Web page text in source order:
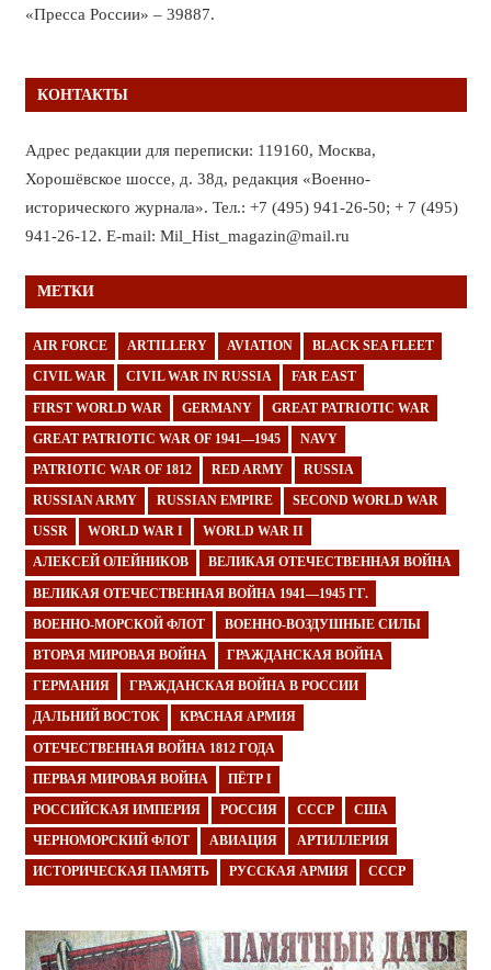
«Пресса России» – 39887.
КОНТАКТЫ
Адрес редакции для переписки: 119160, Москва,
Хорошёвское шоссе, д. 38д, редакция «Военно-
исторического журнала». Тел.: +7 (495) 941-26-50; + 7 (495)
941-26-12. E-mail: Mil_Hist_magazin@mail.ru
МЕТКИ
AIR FORCE ARTILLERY AVIATION BLACK SEA FLEET
CIVIL WAR CIVIL WAR IN RUSSIA FAR EAST
FIRST WORLD WAR GERMANY GREAT PATRIOTIC WAR
GREAT PATRIOTIC WAR OF 1941—1945 NAVY
PATRIOTIC WAR OF 1812 RED ARMY RUSSIA
RUSSIAN ARMY RUSSIAN EMPIRE SECOND WORLD WAR
USSR WORLD WAR I WORLD WAR II
АЛЕКСЕЙ ОЛЕЙНИКОВ ВЕЛИКАЯ ОТЕЧЕСТВЕННАЯ ВОЙНА
ВЕЛИКАЯ ОТЕЧЕСТВЕННАЯ ВОЙНА 1941—1945 ГГ.
ВОЕННО-МОРСКОЙ ФЛОТ ВОЕННО-ВОЗДУШНЫЕ СИЛЫ
ВТОРАЯ МИРОВАЯ ВОЙНА ГРАЖДАНСКАЯ ВОЙНА
ГЕРМАНИЯ ГРАЖДАНСКАЯ ВОЙНА В РОССИИ
ДАЛЬНИЙ ВОСТОК КРАСНАЯ АРМИЯ
ОТЕЧЕСТВЕННАЯ ВОЙНА 1812 ГОДА
ПЕРВАЯ МИРОВАЯ ВОЙНА ПЁТР I
РОССИЙСКАЯ ИМПЕРИЯ РОССИЯ СССР США
ЧЕРНОМОРСКИЙ ФЛОТ АВИАЦИЯ АРТИЛЛЕРИЯ
ИСТОРИЧЕСКАЯ ПАМЯТЬ РУССКАЯ АРМИЯ СССР